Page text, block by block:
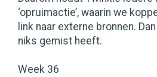
‘opruimactie’, waarin we
link naar externe bronnen.
niks gemist heeft.
Week 36